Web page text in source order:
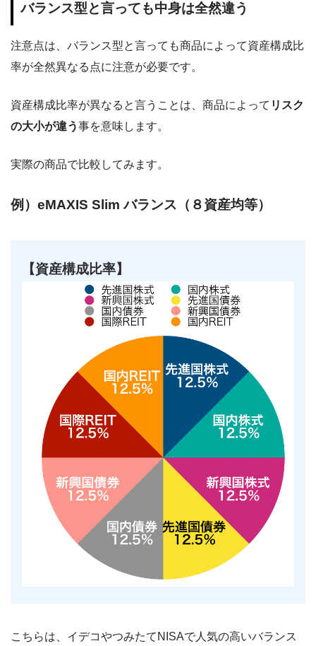
バランス型と言っても中身は全然違う
注意点は、バランス型と言っても商品によって資産構成比
率が全然異なる点に注意が必要です。
資産構成比率が異なると言うことは、商品によって リスク
の大小が違う事を意味します。
実際の商品で比較してみます。
例）eMAXIS Slim バランス（８資産均等）
【資産構成比率】
こちらは、イデコやつみたてNISAで人気の高いバランス